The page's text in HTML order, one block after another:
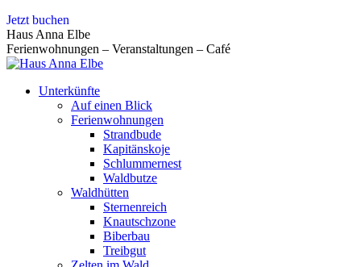
Zum
Inhalt
springen
Jetzt buchen
Haus Anna Elbe
Ferienwohnungen – Veranstaltungen – Café
Unterkünfte
Auf einen Blick
Ferienwohnungen
Strandbude
Kapitänskoje
Schlummernest
Waldbutze
Waldhütten
Sternenreich
Knautschzone
Biberbau
Treibgut